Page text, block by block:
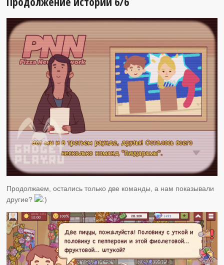
Продолжаем, остались только две команды, а нам показывали
другие?